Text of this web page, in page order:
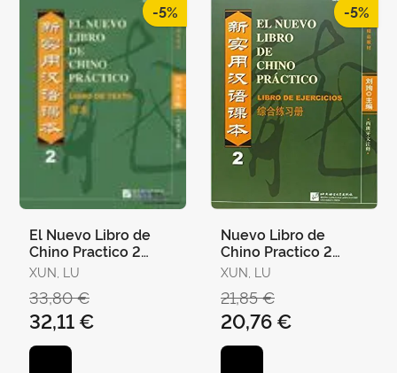
-5%
El Nuevo Libro de
Chino Practico 2
Alumno
XUN, LU
33,80 €
32,11 €
-5%
Nuevo Libro de
Chino Practico 2
Libro de Ejercicios
XUN, LU
21,85 €
20,76 €